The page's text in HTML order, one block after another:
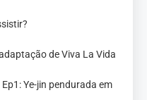
de Viva La Vida
Ye-jin pendurada em